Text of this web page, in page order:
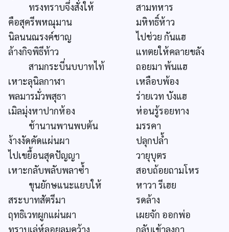
ทรงทราบจึ่งสั่งให้
สามทหาร
คือสุครีพหณุมาน
มหิทธิ์ห้าว
นิลนนณรงค์ชาญ
ไปช่วย กันแฮ
ล้างกิจพิธีท้าว
แทตยให้คลายขลัง
สามกระบี่นบบาทไท้
ถอยมา พ้นแฮ
เหาะลุนิลกาฬา
เหลือบพ้อง
พลมารมั่วพสุธา
ร่ายเวท บังแฮ
เมิลมุ่งหาปากห้อง
ห่อนรู้รอยทาง
ช้านานพานพบต้น
มรรคา
ง้างงัดคัดแผ่นผา
ปลุกปล้ำ
ไปเขยื้อนสุดปัญญา
วายุบุตร
เหาะกลับพลับพลาซ้ำ
สอบถ้อยถามโหร
ขุนยักษแนะแยบให้
หาวา รีเฮย
สระบาทสัตรีมา
รดล้าง
ฤทธิเวทผูกแผ่นผา
เผยจัก ออกพ่อ
ทราบเล่ห์ลอยลมคว้าง
กลับเข้าลงกา